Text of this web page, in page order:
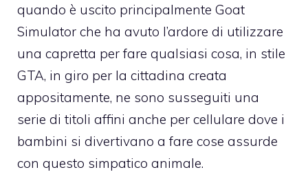
quando è uscito principalmente Goat
Simulator che ha avuto l’ardore di utilizzare
una capretta per fare qualsiasi cosa, in stile
GTA, in giro per la cittadina creata
appositamente, ne sono susseguiti una
serie di titoli affini anche per cellulare dove i
bambini si divertivano a fare cose assurde
con questo simpatico animale.